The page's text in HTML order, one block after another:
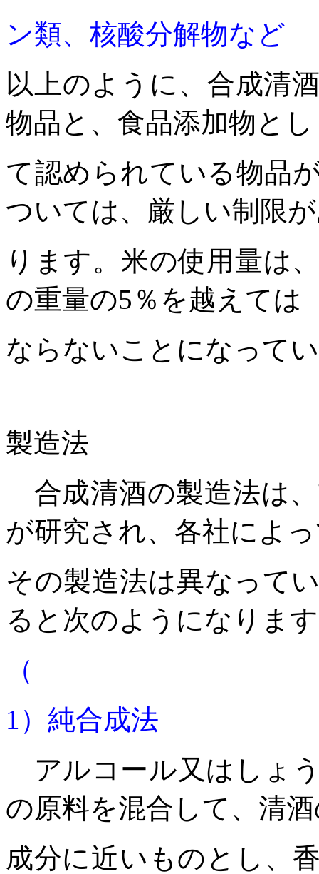
ン類、核酸分解物など
以上のように、合成清
物品と、食品添加物とし
て認められている物品
ついては、厳しい制限
ります。米の使用量は
の重量の5 ％を越えては
ならないことになって
製造法
合成清酒の製造法は
が研究され、各社によ
その製造法は異なって
ると次のようになりま
（
1 ）純合成法
アルコール又はしょ
の原料を混合して、清
成分に近いものとし、